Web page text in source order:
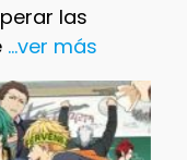
las
...ver más